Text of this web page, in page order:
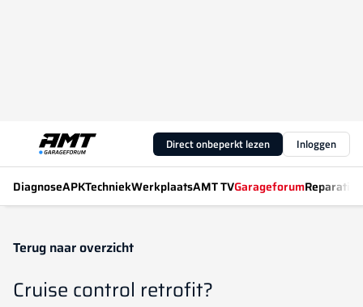
Direct onbeperkt lezen Inloggen
DiagnoseAPKTechniekWerkplaatsAMT TVGarageforum
Terug naar overzicht
Cruise control retrofit?